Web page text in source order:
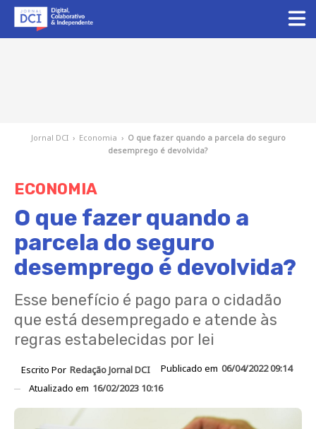
Jornal DCI › Economia › O que fazer quando a parcela do seguro
desemprego é devolvida?
ECONOMIA
O que fazer quando a
parcela do seguro
desemprego é devolvida?
Esse benefício é pago para o cidadão
que está desempregado e atende às
regras estabelecidas por lei
Escrito Por Redação Jornal DCI Publicado em 06/04/2022 09:14
Atualizado em 16/02/2023 10:16